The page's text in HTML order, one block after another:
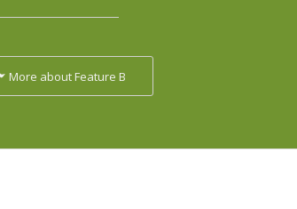
More about Feature B